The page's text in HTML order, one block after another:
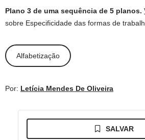
Plano 3 de uma sequência de 5 planos.
sobre Especificidade das formas de
Alfabetização
Por: Letícia Mendes De Oliveira
SALVAR